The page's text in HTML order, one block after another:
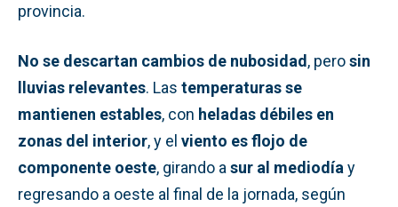
provincia.
No se descartan cambios de nubosidad, perosin
lluvias relevantes. Las temperaturas se
mantienen estables, con heladas débiles en
zonas del interior, y el viento es flojo de
componente oeste, girando a sur al mediodía y
regresando a oeste al final de la jornada, según